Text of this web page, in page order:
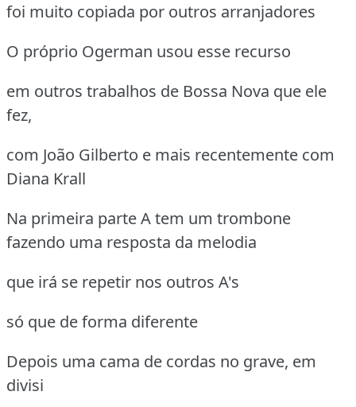
foi muito copiada por outros arranjadores
O próprio Ogerman usou esse recurso
em outros trabalhos de Bossa Nova que ele
fez,
com João Gilberto e mais recentemente com
Diana Krall
Na primeira parte A tem um trombone
fazendo uma resposta da melodia
que irá se repetir nos outros A's
só que de forma diferente
Depois uma cama de cordas no grave, em
divisi